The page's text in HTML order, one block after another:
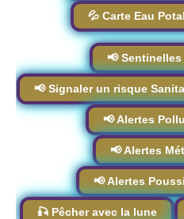
💦 Carte Eau
📢
📢 Signaler un risque
📢 Alertes
📢 Alertes
📢 Alertes
🎣 Pêcher avec la lune